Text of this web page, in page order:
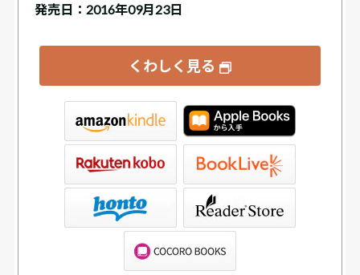
発売日：2016年09月23日
くわしく見る
（SONY/ブックリスタ）